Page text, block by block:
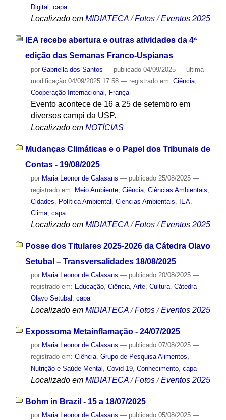
Digital , capa
Localizado em MIDIATECA /Fotos /Eventos 2025
IEA recebe abertura e outras atividades da 4ª
edição das Semanas Franco-Uspianas
por Gabriella dos Santos — publicado04/09/2025 — última
modificação04/09/2025 17:58 — registrado em: Ciência,
Cooperação Internacional , França
Evento acontece de 16 a 25 de setembro em
diversos campi da USP.
Localizado em NOTÍCIAS
Mudanças Climáticas e o Papel dos Tribunais de
Contas - 19/08/2025
por Maria Leonor de Calasans — publicado25/08/2025 —
registrado em: Meio Ambiente, Ciência, Ciências Ambientais
Cidades
Política Ambiental Ciencias Ambientais IEA,
Clima, capa
Localizado em MIDIATECA /Fotos /Eventos 2025
Posse dos Titulares 2025-2026 da Cátedra Olavo
Setubal – Transversalidades 18/08/2025
por Maria Leonor de Calasans — publicado20/08/2025 —
registrado em: Educação, Ciência, Arte, Cultura, Cátedra
Olavo Setubal , capa
Localizado em MIDIATECA /Fotos /Eventos 2025
Expossoma Metainflamação - 24/07/2025
por Maria Leonor de Calasans — publicado07/08/2025 —
registrado em: Ciência, Grupo de Pesquisa Alimentos,
Nutrição e Saúde Mental , Covid-19, Conhecimento, capa
Localizado em MIDIATECA /Fotos /Eventos 2025
Bohm in Brazil - 15 a 18/07/2025
por Maria Leonor de Calasans — publicado05/08/2025 —